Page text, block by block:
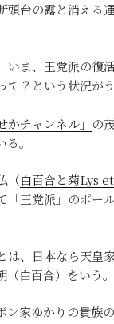
頭台の露と消える
いま、王党派の復
て？という状況が
かチャンネル」 の
。
（白百合と菊Lys
「王党派」のポー
は、日本なら天皇
白百合）をいう。
ン家ゆかりの貴族